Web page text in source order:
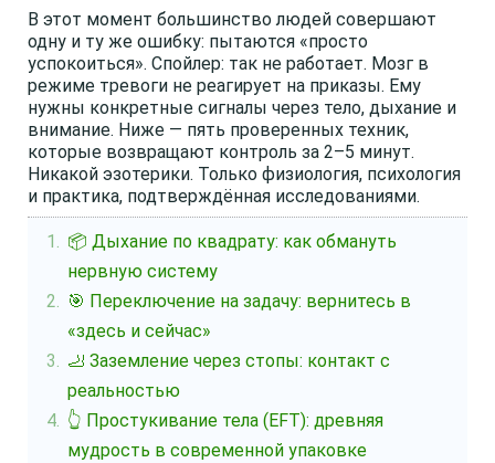
В этот момент большинство людей совершают
одну и ту же ошибку: пытаются «просто
успокоиться». Спойлер: так не работает. Мозг в
режиме тревоги не реагирует на приказы. Ему
нужны конкретные сигналы через тело, дыхание и
внимание. Ниже — пять проверенных техник,
которые возвращают контроль за 2–5 минут.
Никакой эзотерики. Только физиология, психология
и практика, подтверждённая исследованиями.
📦 Дыхание по квадрату: как обмануть
нервную систему
🎯 Переключение на задачу: вернитесь в
«здесь и сейчас»
🦶 Заземление через стопы: контакт с
реальностью
👆 Простукивание тела (EFT): древняя
мудрость в современной упаковке